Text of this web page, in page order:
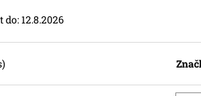
do:12.8.2026
LEAGUE OF LEGENDS